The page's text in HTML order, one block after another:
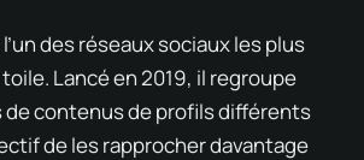
des réseaux sociaux les plus
Lancé en 2019, il regroupe
de contenus de profils différents
de les rapprocher davantage